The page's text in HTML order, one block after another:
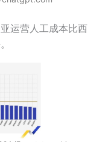
运营人工成本比西